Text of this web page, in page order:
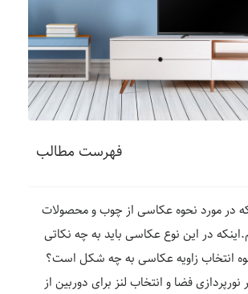
فهرست مطالب
در مورد نحوه عکاسی از چوب و محصولات
در این نوع عکاسی باید به چه نکاتی
انتخاب زاویه عکاسی به چه شکل است؟
فضا و انتخاب لنز برای دوربین از